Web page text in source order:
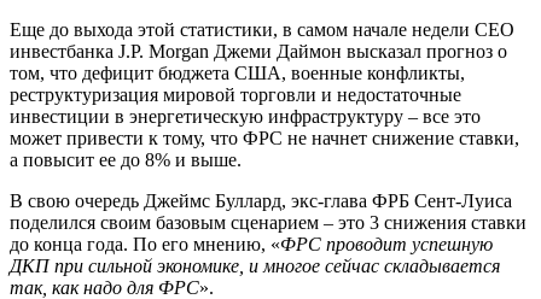
Еще до выхода этой статистики, в самом начале недели CEO
инвестбанка J.P. Morgan Джеми Даймон высказал прогноз о
том, что дефицит бюджета США, военные конфликты,
реструктуризация мировой торговли и недостаточные
инвестиции в энергетическую инфраструктуру – все это
может привести к тому, что ФРС не начнет снижение ставки,
а повысит ее до 8% и выше.
В свою очередь Джеймс Буллард, экс-глава ФРБ Сент-Луиса
поделился своим базовым сценарием – это 3 снижения ставки
до конца года. По его мнению, «ФРС проводит успешную
ДКП при сильной экономике, и многое сейчас складывается
так, как надо для ФРС».